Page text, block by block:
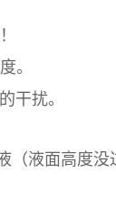
。
干扰。
液面高度没